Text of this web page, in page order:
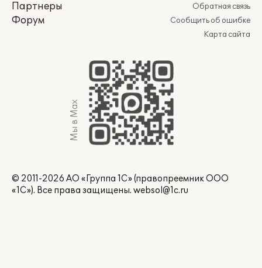
Партнеры
Форум
Обратная связь
Сообщить об ошибке
Карта сайта
Мы в Max
© 2011-2026 АО «Группа 1С» (правопреемник ООО
«1С»). Все права защищены. websol@1c.ru